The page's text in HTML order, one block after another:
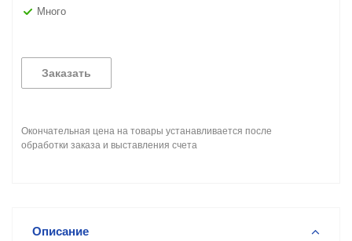
Много
Заказать
Окончательная цена на товары устанавливается после
обработки заказа и выставления счета
Описание